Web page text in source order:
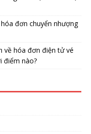
đơn chuyển nhượng
về hóa đơn điện tử vé
điểm nào?